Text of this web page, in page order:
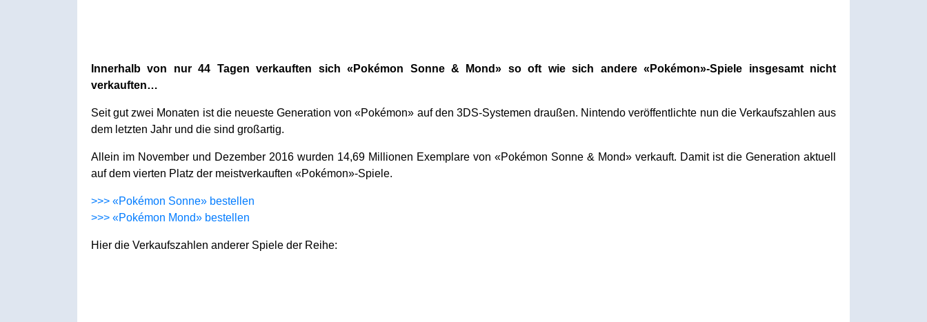
Innerhalb von nur 44 Tagen verkauften sich «Pokémon Sonne & Mond» so oft wie sich andere «Pokémon»-Spiele insgesamt nicht
verkauften…
Seit gut zwei Monaten ist die neueste Generation von «Pokémon» auf den 3DS-Systemen draußen. Nintendo veröffentlichte nun die Verkaufszahlen aus
dem letzten Jahr und die sind großartig.
Allein im November und Dezember 2016 wurden 14,69 Millionen Exemplare von «Pokémon Sonne & Mond» verkauft. Damit ist die Generation aktuell
auf dem vierten Platz der meistverkauften «Pokémon»-Spiele.
>>> «Pokémon Sonne» bestellen
>>> «Pokémon Mond» bestellen
Hier die Verkaufszahlen anderer Spiele der Reihe: